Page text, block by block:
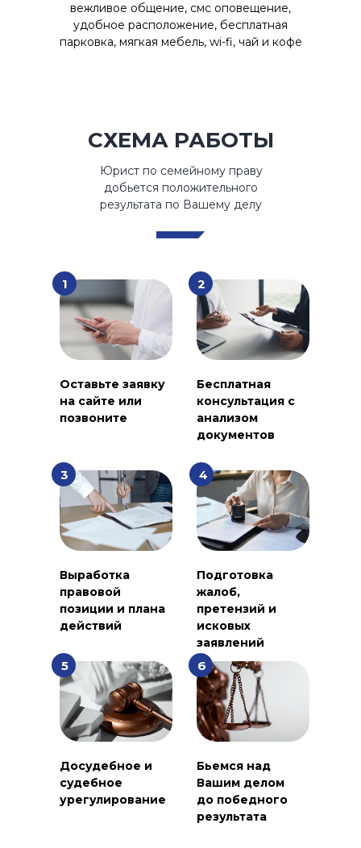
вежливое общение, смс оповещение,
удобное расположение, бесплатная
парковка, мягкая мебель, wi-fi, чай и кофе
СХЕМА РАБОТЫ
Юрист по семейному праву
добьется положительного
результата по Вашему делу
Оставьте заявку
на сайте или
позвоните
Бесплатная
консультация с
анализом
документов
Выработка
правовой
позиции и плана
действий
Подготовка
жалоб,
претензий и
исковых
заявлений
Досудебное и
судебное
урегулирование
Бьемся над
Вашим делом
до победного
результата
1 2
3 4
5 6